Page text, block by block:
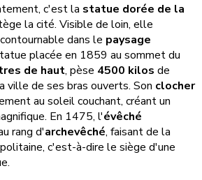
c'est la statue dorée de la
la cité. Visible de loin, elle
dans le paysage
placée en 1859 au sommet du
de haut, pèse 4500 kilos de
ville de ses bras ouverts. Son clocher
au soleil couchant, créant un
En 1475, l'évêché
rang d'archevêché, faisant de la
c'est-à-dire le siège d'une